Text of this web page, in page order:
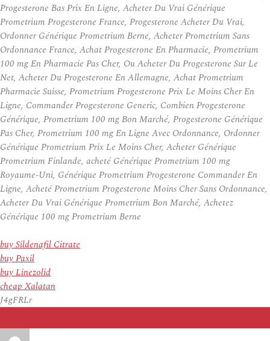
Progesterone Bas Prix En Ligne, Acheter Du Vrai Générique
Prometrium Progesterone France, Progesterone Acheter Du Vrai,
Ordonner Générique Prometrium Berne, Acheter Prometrium Sans
Ordonnance France, Achat Progesterone En Pharmacie, Prometrium
100 mg En Pharmacie Pas Cher, Ou Acheter Du Progesterone Sur Le
Net, Acheter Du Progesterone En Allemagne, Achat Prometrium
Pharmacie Suisse, Prometrium Progesterone Prix Le Moins Cher En
Ligne, Commander Progesterone Generic, Combien Progesterone
Générique, Prometrium 100 mg Bon Marché, Progesterone Générique
Pas Cher, Prometrium 100 mg En Ligne Avec Ordonnance, Ordonner
Générique Prometrium Prix Le Moins Cher, Acheter Générique
Prometrium Finlande, acheté Générique Prometrium 100 mg
Royaume-Uni, Générique Prometrium Progesterone Commander En
Ligne, Acheté Prometrium Progesterone Moins Cher Sans Ordonnance,
Acheter Du Vrai Générique Prometrium Bon Marché, Achetez
Générique 100 mg Prometrium Berne
buy Sildenafil Citrate
buy Paxil
buy Linezolid
cheap Xalatan
J4gFRLr